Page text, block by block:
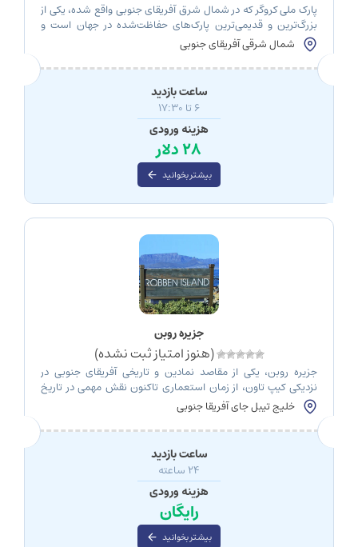
پارک ملی کروگر که در شمال شرق آفریقای جنوبی واقع شده، یکی از
بزرگ‌ترین و قدیمی‌ترین پارک‌های حفاظت‌شده در جهان است و
به‌عنوان یکی از محبوب‌ترین مقاصد سافاری در آفریقای جنوبی
طیف وسیعی از زیستگاه‌ها و گونه‌های گیاهی و جانوری را در خود […]
شمال شرقی آفریقای جنوبی
ساعت بازدید
6 تا 17:30
هزینه ورودی
28 دلار
بیشتر بخوانید
جزیره روبن
(هنوز امتیاز ثبت نشده)
جزیره روبن، یکی از مقاصد نمادین و تاریخی آفریقای جنوبی در
نزدیکی کیپ تاون، از زمان استعماری تاکنون نقش مهمی در تاریخ
این کشور ایفا کرده است.این جزیره کوچک به‌خاطر تاریخ پیچیده و
تلخ دوران آپارتاید و زندانی کردن نمادین‌ترین رهبر ضد آپارتاید،
نلسون ماندلا، مشهور است و امروزه به یکی از محبوب‌ترین جاهای
خلیج تیبل جای آفریقا جنوبی
ساعت بازدید
24 ساعته
هزینه ورودی
رایگان
بیشتر بخوانید